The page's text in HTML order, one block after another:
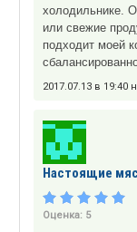
холодильнике.
или свежие
подходит моей
2017.07.13 в 19:40
Настоящие
Оценка: 5